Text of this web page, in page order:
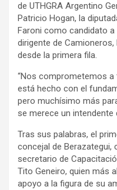
de UTHGRA Argentino
Patricio Hogan, la
Faroni como candidato
dirigente de
desde la primera fila.
“Nos comprometemos a
está hecho con el
pero muchísimo más
se merece un
Tras sus palabras, el
concejal de Berazategui,
secretario de
Tito Geneiro, quien más
apoyo a la figura de su